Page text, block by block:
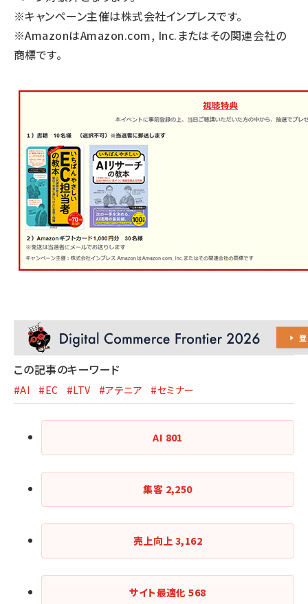
※キャンペーン主催は株式会社インプレスです。
※AmazonはAmazon.com, Inc.またはその関連会社の
商標です。
この記事のキーワード
#AI #EC #LTV #アテニア #セミナー
AI 801
集客 2,250
売上向上 3,162
サイト最適化568